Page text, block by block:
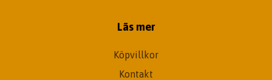
Läs mer
Köpvillkor
Kontakt